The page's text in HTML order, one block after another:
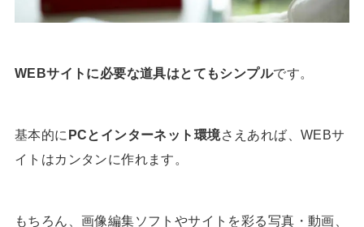
WEBサイトに必要な道具はとてもシンプルです。
基本的に PCとインターネット環境さえあれば、WEBサ
イトはカンタンに作れます。
もちろん、画像編集ソフトやサイトを彩る写真・動画、